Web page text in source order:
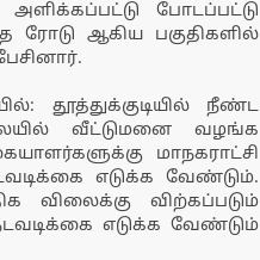
போடப்பட்டு
ரோடு ஆகிய பகுதிகளில்
தூத்துக்குடியில் நீண்ட
வீட்டுமனை வழங்க
மாநகராட்சி
எடுக்க வேண்டும்.
விலைக்கு விற்கப்படும்
எடுக்க வேண்டும்